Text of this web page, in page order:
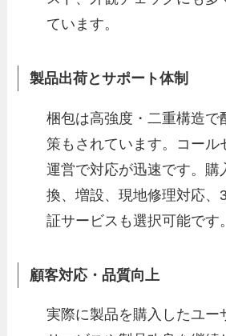
ています。
製品出荷とサポート体制
梱包は高強度・二重構造で
策もされています。コール
運営で対応が迅速です。購
換、増設、現地修理対応、
証サービスも選択可能です。
顧客対応・品質向上
実際に製品を購入したユー